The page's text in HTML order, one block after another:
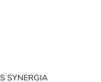
SYNERGIA